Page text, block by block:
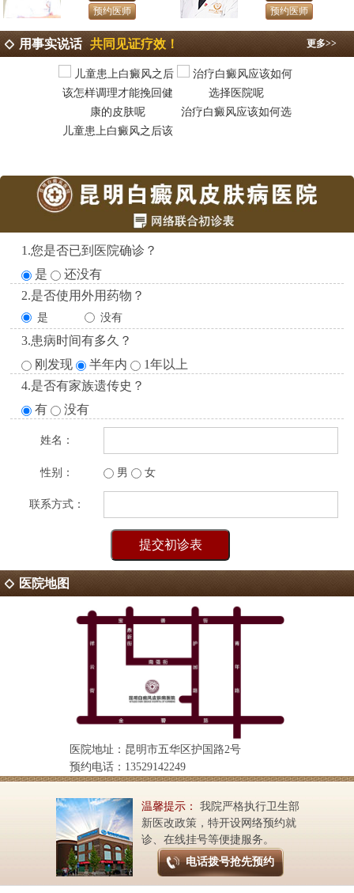
预约医师
预约医师
更多>>
用事实说话 共同见证疗效！
儿童患上白癜风之后该
治疗白癜风应该如何选
1.您是否已到医院确诊？
是
还没有
2.是否使用外用药物？
是 没有
3.患病时间有多久？
刚发现
半年内
1年以上
4.是否有家族遗传史？
有
没有
姓名：
性别： 男 女
联系方式：
医院地图
医院地址：昆明市五华区护国路2号
预约电话：13529142249
温馨提示：
我院严格执行卫生部
新医改政策，特开设网络预约就
诊、在线挂号等便捷服务。
电话拨号抢先预约